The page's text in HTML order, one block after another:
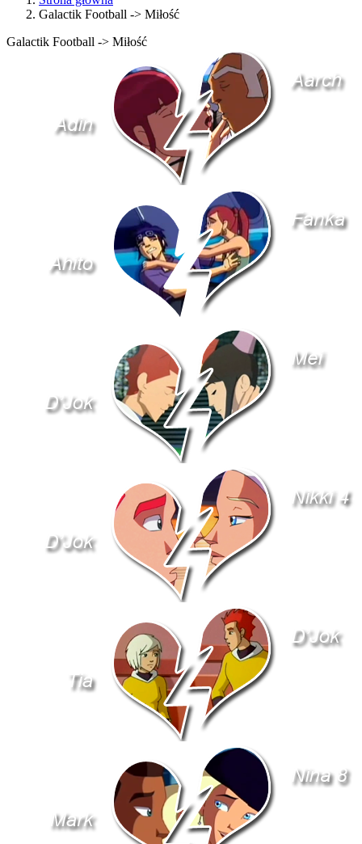
Galactik Football -> Miłość
Galactik Football -> Miłość